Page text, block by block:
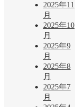
2025年11
月
2025年10
月
2025年9
月
2025年8
月
2025年7
月